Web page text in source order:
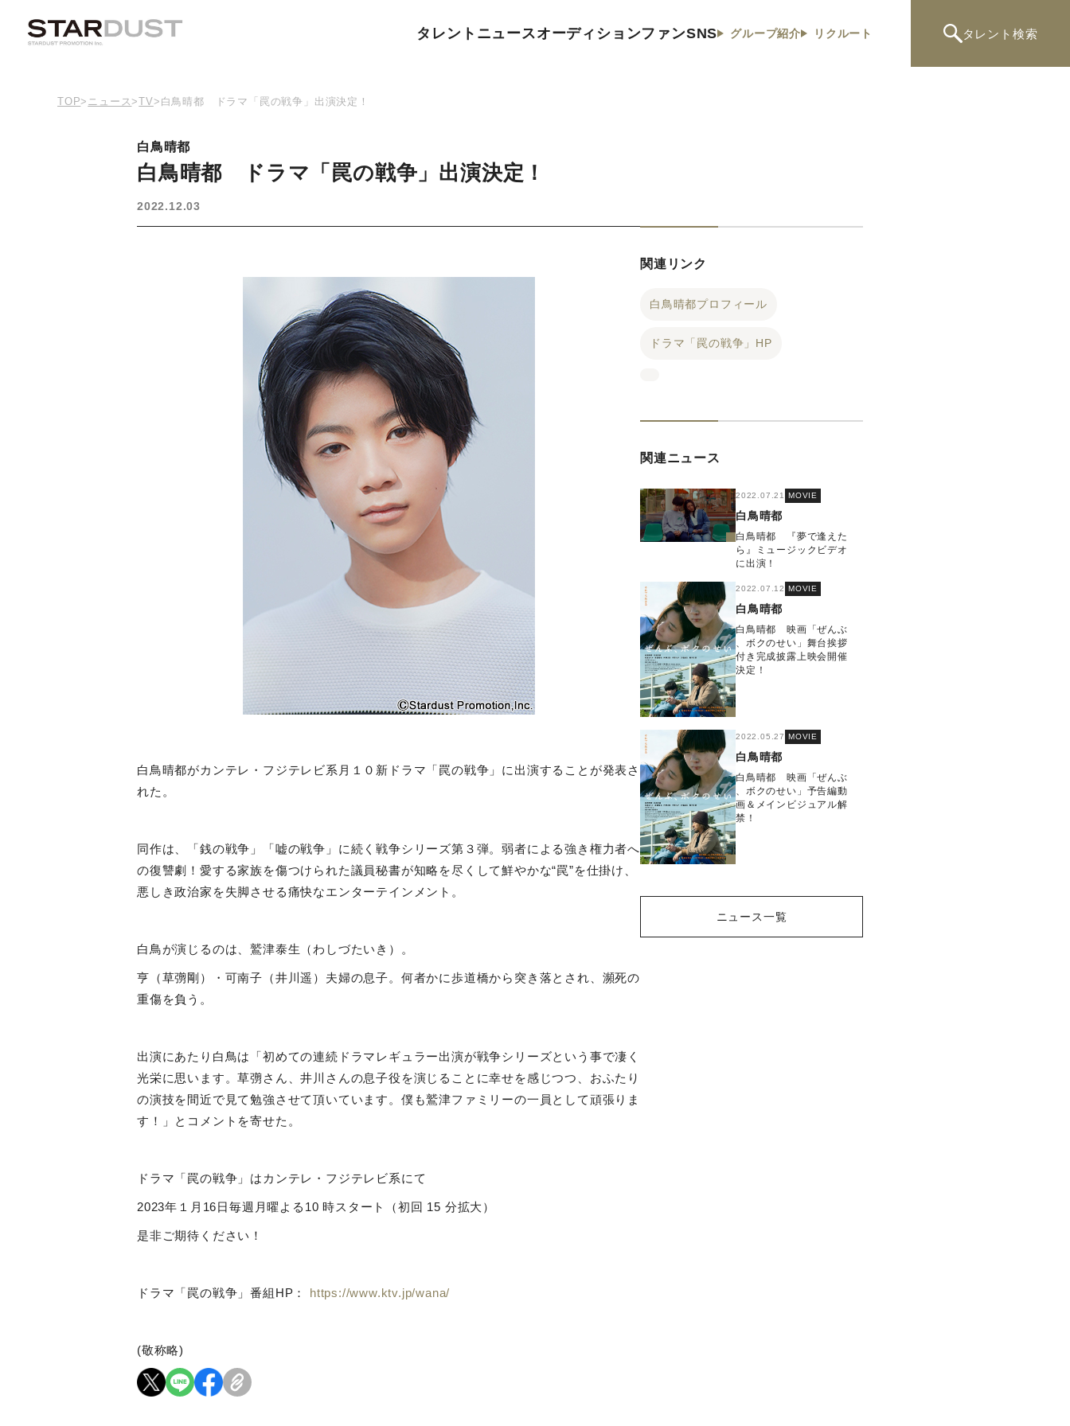
タレント ニュースオーディションファンSNS グループ紹介 リクルート タレント 検索
TOP> ニュース>TV> 白鳥晴都 ドラマ「罠の戦争」出演決定！
白鳥晴都
白鳥晴都 ドラマ「罠の戦争」出演決定！
2022.12.03
白鳥晴都がカンテレ・フジテレビ系月１０新ドラマ「罠の戦争」に出演することが発表さ
れた。
同作は、「銭の戦争」「嘘の戦争」に続く戦争シリーズ第３弾。弱者による強き権力者へ
の復讐劇！愛する家族を傷つけられた議員秘書が知略を尽くして鮮やかな“罠”を仕掛け、
悪しき政治家を失脚させる痛快なエンターテインメント。
白鳥が演じるのは、鷲津泰生（わしづたいき）。
亨（草彅剛）・可南子（井川遥）夫婦の息子。何者かに歩道橋から突き落とされ、瀕死の
重傷を負う。
出演にあたり白鳥は「初めての連続ドラマレギュラー出演が戦争シリーズという事で凄く
光栄に思います。草彅さん、井川さんの息子役を演じることに幸せを感じつつ、おふたり
の演技を間近で見て勉強させて頂いています。僕も鷲津ファミリーの一員として頑張りま
す！」とコメントを寄せた。
ドラマ「罠の戦争」はカンテレ・フジテレビ系にて
2023年１月 16日毎週月曜よる 10時スタート（初回 15 分拡大）
是非ご期待ください！
ドラマ「罠の戦争」番組HP： https://www.ktv.jp/wana/
(敬称略)
関連リンク
白鳥晴都プロフィール
ドラマ「罠の戦争」HP
関連ニュース
2022.07.21 MOVIE
白鳥晴都
白鳥晴都 『夢で逢えた
ら』ミュージックビデオ
に出演！
2022.07.12 MOVIE
白鳥晴都
白鳥晴都 映画「ぜんぶ
、ボクのせい」舞台挨拶
付き完成披露上映会開催
決定！
2022.05.27 MOVIE
白鳥晴都
白鳥晴都 映画「ぜんぶ
、ボクのせい」予告編動
画＆メインビジュアル解
禁！
ニュース一覧